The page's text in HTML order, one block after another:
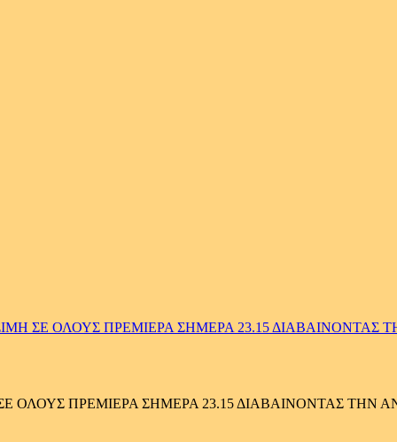
ΟΛΟΥΣ ΠΡΕΜΙΕΡΑ ΣΗΜΕΡΑ 23.15 ΔΙΑΒΑΙΝΟΝΤΑΣ
ΠΡΕΜΙΕΡΑ ΣΗΜΕΡΑ 23.15 ΔΙΑΒΑΙΝΟΝΤΑΣ ΤΗΝ